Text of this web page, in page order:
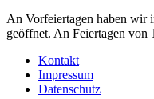
An Vorfeiertagen haben wir
geöffnet. An Feiertagen von
Kontakt
Impressum
Datenschutz